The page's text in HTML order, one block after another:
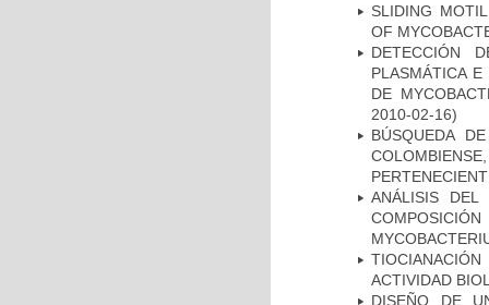
SLIDING
OF
DETECCIÓN
PLASMÁTICA
DE
2010-02-16)
BÚSQUEDA
ANÁLISIS DEL
ACTIVIDAD
DISEÑO DE